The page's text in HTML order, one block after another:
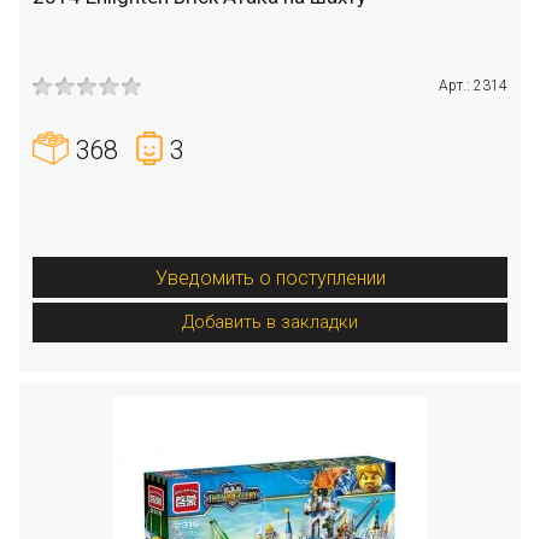
Арт.: 2314
368 3
Уведомить о поступлении
Добавить в закладки